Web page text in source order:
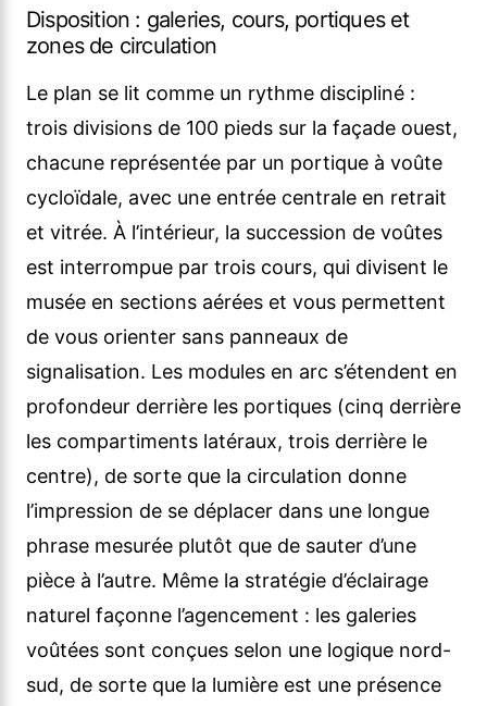
Disposition : galeries, cours, portiques et
zones de circulation
Le plan se lit comme un rythme discipliné :
trois divisions de 100 pieds sur la façade ouest,
chacune représentée par un portique à voûte
cycloïdale, avec une entrée centrale en retrait
et vitrée. À l’intérieur, la succession de voûtes
est interrompue par trois cours, qui divisent le
musée en sections aérées et vous permettent
de vous orienter sans panneaux de
signalisation. Les modules en arc s’étendent en
profondeur derrière les portiques (cinq derrière
les compartiments latéraux, trois derrière le
centre), de sorte que la circulation donne
l’impression de se déplacer dans une longue
phrase mesurée plutôt que de sauter d’une
pièce à l’autre. Même la stratégie d’éclairage
naturel façonne l’agencement : les galeries
voûtées sont conçues selon une logique nord-
sud, de sorte que la lumière est une présence